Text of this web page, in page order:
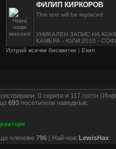
ФИЛИП КИРКОРОВ
This text will be replaced
УНИКАЛЕН ЗАПИС НА
КАМЕРА - ЮЛИ 2010 -
Изтрий всички бисквитки | Екип
0 скрити и 117 гости
693 посетители наведнъж.
членове 796 | Най-нов LewisHax